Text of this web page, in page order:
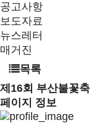
공고사항
보도자료
뉴스레터
매거진
목록
제16회 부산불꽃
페이지 정보